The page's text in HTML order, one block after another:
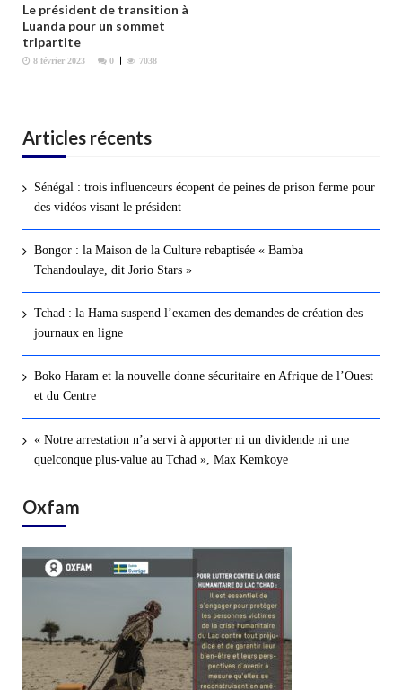
Le président de transition à
Luanda pour un sommet
tripartite
8 février 2023 0 7038
Articles récents
Sénégal : trois influenceurs écopent de peines de prison ferme pour
des vidéos visant le président
Bongor : la Maison de la Culture rebaptisée « Bamba
Tchandoulaye, dit Jorio Stars »
Tchad : la Hama suspend l’examen des demandes de création des
journaux en ligne
Boko Haram et la nouvelle donne sécuritaire en Afrique de l’Ouest
et du Centre
« Notre arrestation n’a servi à apporter ni un dividende ni une
quelconque plus-value au Tchad », Max Kemkoye
Oxfam